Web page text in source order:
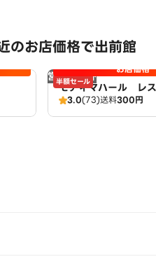
のお店価格で出前館
営業時間外
半額セール
お店価格
モティマハール レ
ンドバー
3.0(73)送料300円